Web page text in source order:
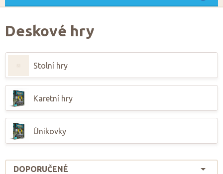
Deskové hry
Stolní hry
Karetní hry
Únikovky
DOPORUČENÉ